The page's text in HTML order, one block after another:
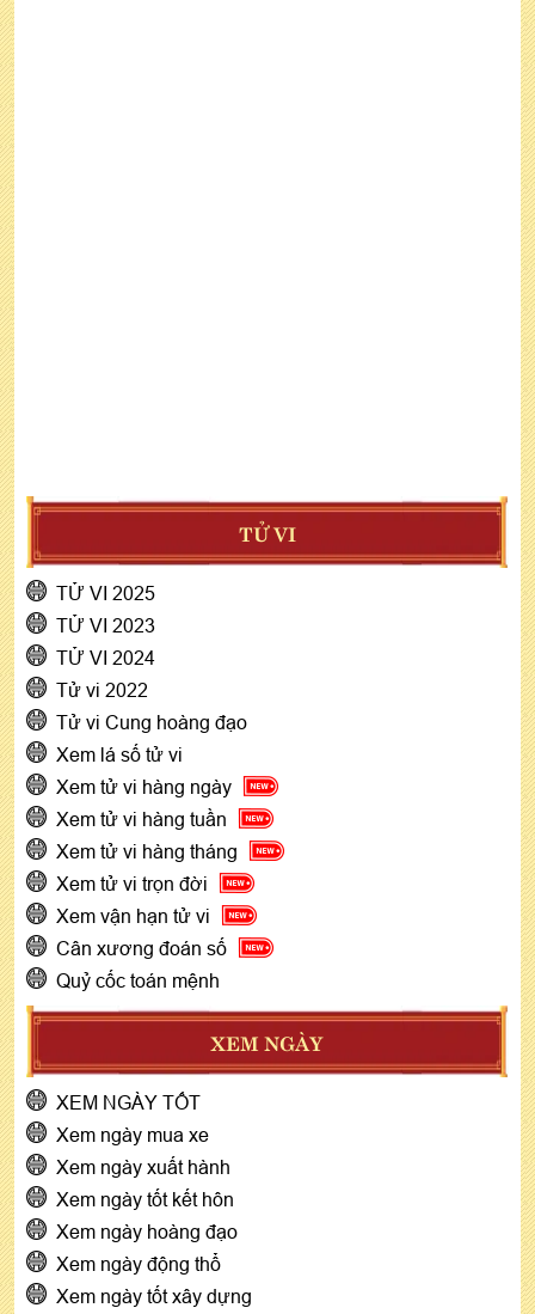
TỬ VI
TỬ VI 2025
TỬ VI 2023
TỬ VI 2024
Tử vi 2022
Tử vi Cung hoàng đạo
Xem lá số tử vi
Xem tử vi hàng ngày
Xem tử vi hàng tuần
Xem tử vi hàng tháng
Xem tử vi trọn đời
Xem vận hạn tử vi
Cân xương đoán số
Quỷ cốc toán mệnh
XEM NGÀY
XEM NGÀY TỐT
Xem ngày mua xe
Xem ngày xuất hành
Xem ngày tốt kết hôn
Xem ngày hoàng đạo
Xem ngày động thổ
Xem ngày tốt xây dựng